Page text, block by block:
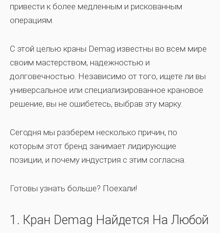
привести к более медленным и рискованным
операциям.
С этой целью краны Demag известны во всем мире
своим мастерством, надежностью и
долговечностью. Независимо от того, ищете ли вы
универсальное или специализированное крановое
решение, вы не ошибетесь, выбрав эту марку.
Сегодня мы разберем несколько причин, по
которым этот бренд занимает лидирующие
позиции, и почему индустрия с этим согласна.
Готовы узнать больше? Поехали!
1. Кран Demag Найдется На Любой